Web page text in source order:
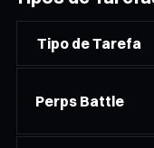
Tipo de Tarefa
Perps Battle